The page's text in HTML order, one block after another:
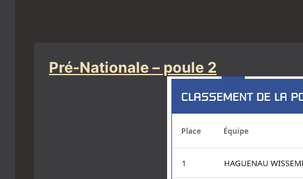
Pré-Nationale – poule 2